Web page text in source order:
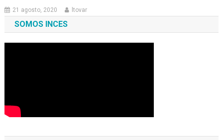
21 agosto, 2020 ltovar
SOMOS INCES